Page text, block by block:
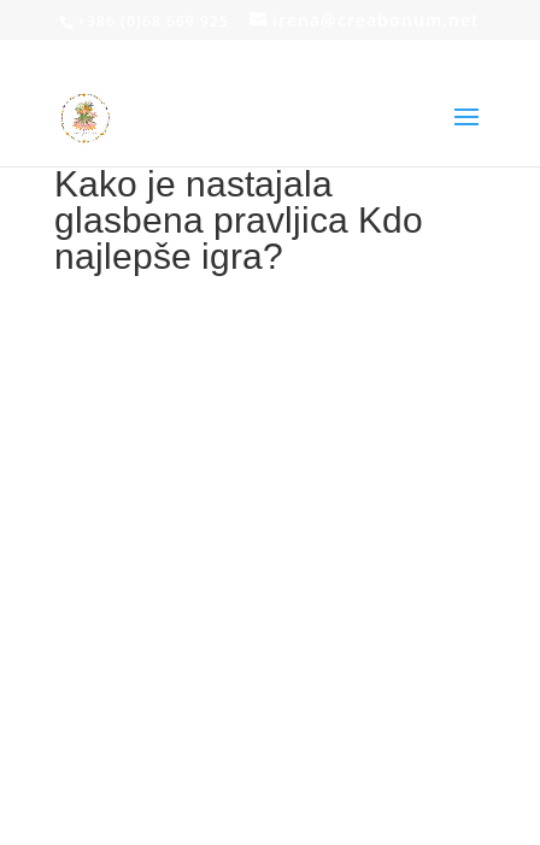
Kako je nastajala
glasbena pravljica Kdo
najlepše igra?